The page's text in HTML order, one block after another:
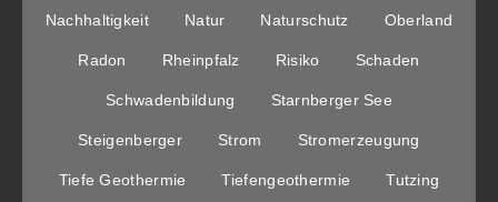
Nachhaltigkeit Natur Naturschutz Oberland
Radon Rheinpfalz Risiko Schaden
Schwadenbildung Starnberger See
Steigenberger Strom Stromerzeugung
Tiefe Geothermie Tiefengeothermie Tutzing